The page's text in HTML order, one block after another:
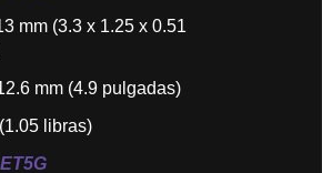
mm (3.3 x 1.25 x 0.51
mm (4.9 pulgadas)
libras)